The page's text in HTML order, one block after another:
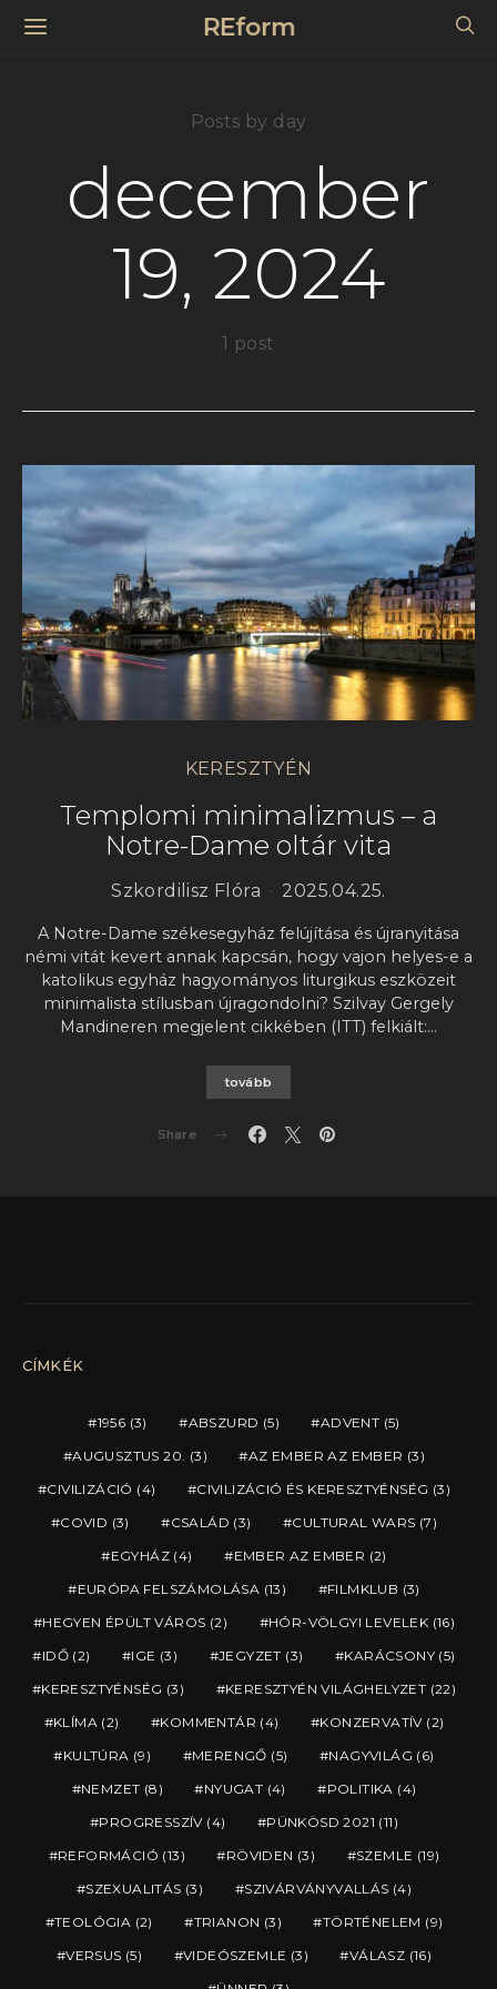
REform
Posts by day
december
19, 2024
1 post
KERESZTYÉN
Templomi minimalizmus – a
Notre-Dame oltár vita
Szkordilisz Flóra 2025.04.25.
A Notre-Dame székesegyház felújítása és újranyitása
némi vitát kevert annak kapcsán, hogy vajon helyes-e a
katolikus egyház hagyományos liturgikus eszközeit
minimalista stílusban újragondolni? Szilvay Gergely
Mandineren megjelent cikkében (ITT) felkiált:…
tovább
Share
CÍMKÉK
1956 (3) ABSZURD (5) ADVENT (5)
AUGUSZTUS 20. (3) AZ EMBER AZ EMBER (3)
CIVILIZÁCIÓ (4) CIVILIZÁCIÓ ÉS KERESZTYÉNSÉG (3)
COVID (3) CSALÁD (3) CULTURAL WARS (7)
EGYHÁZ (4) EMBER AZ EMBER (2)
EURÓPA FELSZÁMOLÁSA (13) FILMKLUB (3)
HEGYEN ÉPÜLT VÁROS (2) HÓR-VÖLGYI LEVELEK (16)
IDŐ (2) IGE (3) JEGYZET (3) KARÁCSONY(5)
KERESZTYÉNSÉG (3) KERESZTYÉN VILÁGHELYZET (22)
KLÍMA(2) KOMMENTÁR (4) KONZERVATÍV(2)
KULTÚRA (9) MERENGŐ (5) NAGYVILÁG (6)
NEMZET (8) NYUGAT (4) POLITIKA (4)
PROGRESSZÍV(4) PÜNKÖSD 2021 (11)
REFORMÁCIÓ (13) RÖVIDEN (3) SZEMLE (19)
SZEXUALITÁS (3) SZIVÁRVÁNYVALLÁS (4)
TEOLÓGIA (2) TRIANON (3) TÖRTÉNELEM (9)
VERSUS (5) VIDEÓSZEMLE (3) VÁLASZ (16)